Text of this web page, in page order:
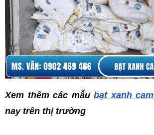
Xem thêm các mẫu bạt xanh cam
nay trên thị trường